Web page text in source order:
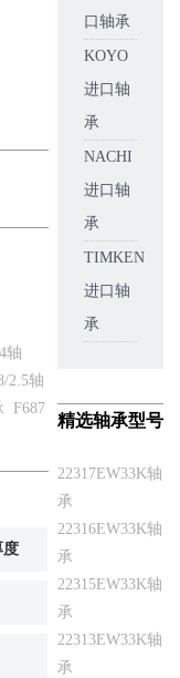
轴
2.5轴
F687
度
口轴承
KOYO
进口轴
承
NACHI
进口轴
承
TIMKEN
进口轴
承
精选轴承型号
22317EW33K轴
承
22316EW33K轴
承
22315EW33K轴
承
22313EW33K轴
承